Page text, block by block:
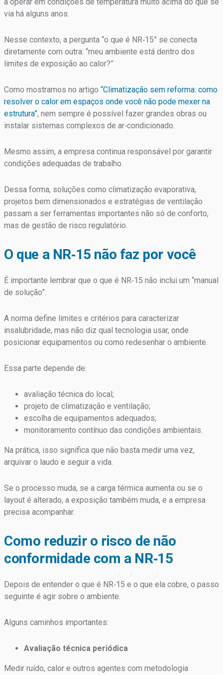
via há alguns anos.
Nesse contexto, a pergunta “o que é NR‑15” se conecta
diretamente com outra: “meu ambiente está dentro dos
limites de exposição ao calor?”
Como mostramos no artigo “Climatização sem reforma: como
resolver o calor em espaços onde você não pode mexer na
estrutura”, nem sempre é possível fazer grandes obras ou
instalar sistemas complexos de ar‑condicionado.
Mesmo assim, a empresa continua responsável por garantir
condições adequadas de trabalho.
Dessa forma, soluções como climatização evaporativa,
projetos bem dimensionados e estratégias de ventilação
passam a ser ferramentas importantes não só de conforto,
mas de gestão de risco regulatório.
O que a NR‑15 não faz por você
É importante lembrar que o que é NR‑15 não inclui um “manual
de solução”.
A norma define limites e critérios para caracterizar
insalubridade, mas não diz qual tecnologia usar, onde
posicionar equipamentos ou como redesenhar o ambiente.
Essa parte depende de:
avaliação técnica do local;
projeto de climatização e ventilação;
escolha de equipamentos adequados;
monitoramento contínuo das condições ambientais.
Na prática, isso significa que não basta medir uma vez,
arquivar o laudo e seguir a vida.
Se o processo muda, se a carga térmica aumenta ou se o
layout é alterado, a exposição também muda, e a empresa
precisa acompanhar.
Como reduzir o risco de não
conformidade com a NR‑15
Depois de entender o que é NR‑15 e o que ela cobre, o passo
seguinte é agir sobre o ambiente.
Alguns caminhos importantes:
Avaliação técnica periódica
Medir ruído, calor e outros agentes com metodologia